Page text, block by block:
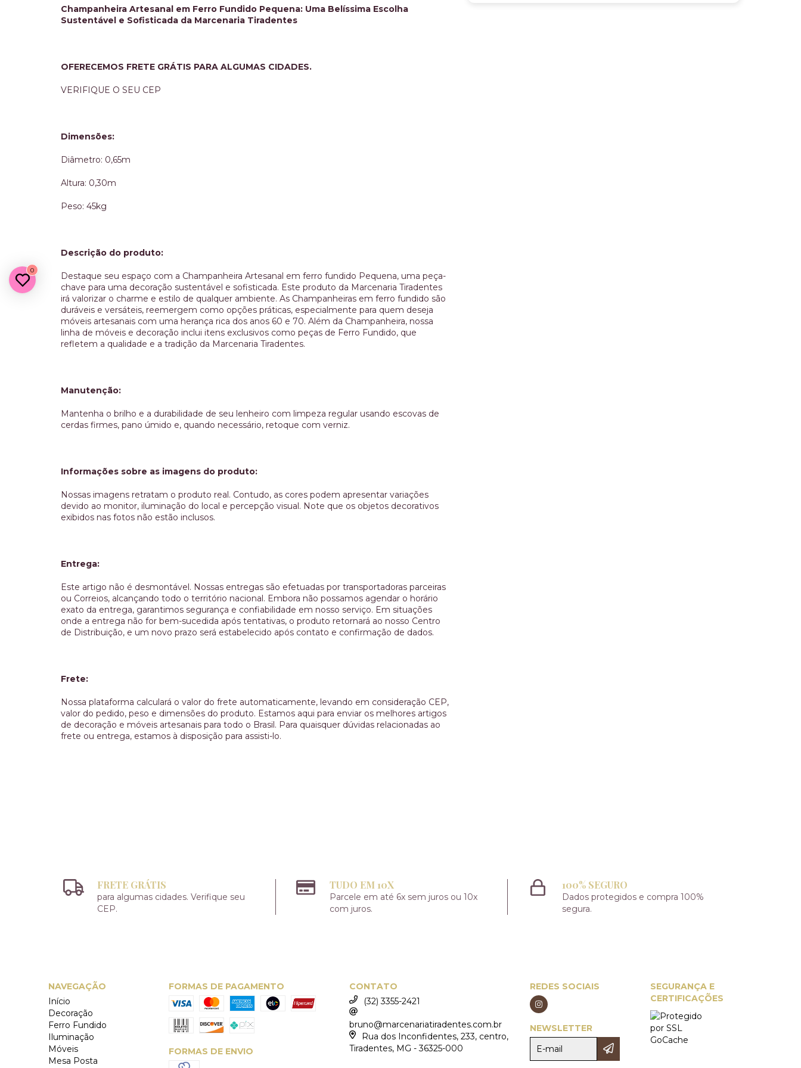
Champanheira Artesanal em Ferro Fundido Pequena: Uma Belíssima Escolha
Sustentável e Sofisticada da Marcenaria Tiradentes
OFERECEMOS FRETE GRÁTIS PARA ALGUMAS CIDADES.
VERIFIQUE O SEU CEP
Dimensões:
Diâmetro: 0,65m
Altura: 0,30m
Peso: 45kg
Descrição do produto:
Destaque seu espaço com a Champanheira Artesanal em ferro fundido Pequena, uma peça-
chave para uma decoração sustentável e sofisticada. Este produto da Marcenaria Tiradentes
irá valorizar o charme e estilo de qualquer ambiente. As Champanheiras em ferro fundido são
duráveis e versáteis, reemergem como opções práticas, especialmente para quem deseja
móveis artesanais com uma herança rica dos anos 60 e 70. Além da Champanheira, nossa
linha de móveis e decoração inclui itens exclusivos como peças de Ferro Fundido, que
refletem a qualidade e a tradição da Marcenaria Tiradentes.
Manutenção:
Mantenha o brilho e a durabilidade de seu lenheiro com limpeza regular usando escovas de
cerdas firmes, pano úmido e, quando necessário, retoque com verniz.
Informações sobre as imagens do produto:
Nossas imagens retratam o produto real. Contudo, as cores podem apresentar variações
devido ao monitor, iluminação do local e percepção visual. Note que os objetos decorativos
exibidos nas fotos não estão inclusos.
Entrega:
Este artigo não é desmontável. Nossas entregas são efetuadas por transportadoras parceiras
ou Correios, alcançando todo o território nacional. Embora não possamos agendar o horário
exato da entrega, garantimos segurança e confiabilidade em nosso serviço. Em situações
onde a entrega não for bem-sucedida após tentativas, o produto retornará ao nosso Centro
de Distribuição, e um novo prazo será estabelecido após contato e confirmação de dados.
Frete:
Nossa plataforma calculará o valor do frete automaticamente, levando em consideração CEP,
valor do pedido, peso e dimensões do produto. Estamos aqui para enviar os melhores artigos
de decoração e móveis artesanais para todo o Brasil. Para quaisquer dúvidas relacionadas ao
frete ou entrega, estamos à disposição para assisti-lo.
FRETE GRÁTIS
para algumas cidades. Verifique seu
CEP.
TUDO EM 10X
Parcele em até 6x sem juros ou 10x
com juros.
100% SEGURO
Dados protegidos e compra 100%
segura.
NAVEGAÇÃO
Início
Decoração
Ferro Fundido
Iluminação
Móveis
Mesa Posta
FORMAS DE PAGAMENTO
FORMAS DE ENVIO
CONTATO
(32) 3355-2421
bruno@marcenariatiradentes.com.br
Rua dos Inconfidentes, 233, centro,
Tiradentes, MG - 36325-000
REDES SOCIAIS
NEWSLETTER
SEGURANÇA E
CERTIFICAÇÕES
0